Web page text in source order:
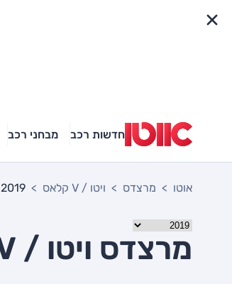
חדשות רכב מבחני רכב
אוטו מרצדס ויטו / V קלאס 2019
מרצדס ויטו / V קלאס 2019 יד שניה